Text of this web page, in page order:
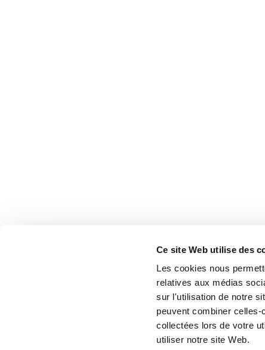
Ce site Web utilise des
Les cookies nous
relatives aux médias
sur l'utilisation de notre
peuvent combiner
collectées lors de votre
utiliser notre site Web.